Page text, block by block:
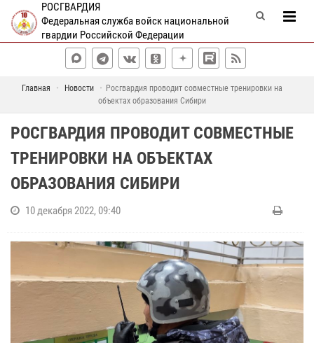
РОСГВАРДИЯ
Федеральная служба войск национальной
гвардии Российской Федерации
Главная Новости
Росгвардия проводит совместные тренировки на
объектах образования Сибири
РОСГВАРДИЯ ПРОВОДИТ СОВМЕСТНЫЕ
ТРЕНИРОВКИ НА ОБЪЕКТАХ
ОБРАЗОВАНИЯ СИБИРИ
10 декабря 2022, 09:40